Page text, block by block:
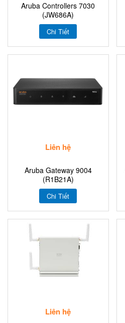
Aruba Controllers 7030
(JW686A)
Chi Tiết
Liên hệ
Aruba Gateway 9004
(R1B21A)
Chi Tiết
Liên hệ